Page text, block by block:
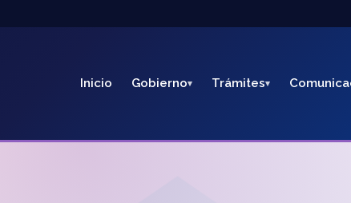
Inicio Gobierno Trámites